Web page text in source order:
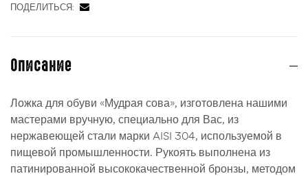
ПОДЕЛИТЬСЯ:
Описание
Ложка для обуви «Мудрая сова», изготовлена нашими
мастерами вручную, специально для Вас, из
нержавеющей стали марки AISI 304, используемой в
пищевой промышленности. Рукоять выполнена из
патинированной высококачественной бронзы, методом